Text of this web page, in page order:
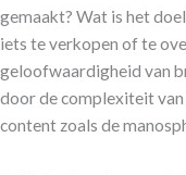
gemaakt? Wat is het
iets te verkopen of te
geloofwaardigheid van
door de complexiteit
content zoals de